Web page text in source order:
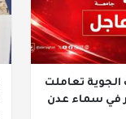
الجوية تعاملت
في سماء عدن